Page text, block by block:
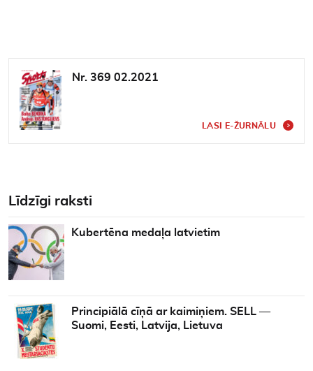
Nr. 369 02.2021
LASI E-ŽURNĀLU
Līdzīgi raksti
Kubertēna medaļa latvietim
Principiālā cīņā ar kaimiņiem. SELL —
Suomi, Eesti, Latvija, Lietuva